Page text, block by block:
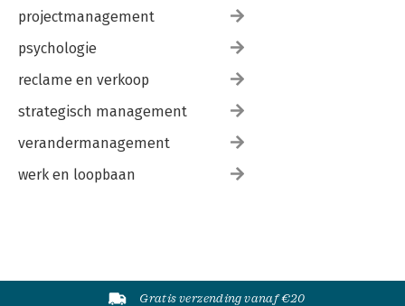
projectmanagement
psychologie
reclame en verkoop
strategisch management
verandermanagement
werk en loopbaan
Gratis verzending vanaf €20